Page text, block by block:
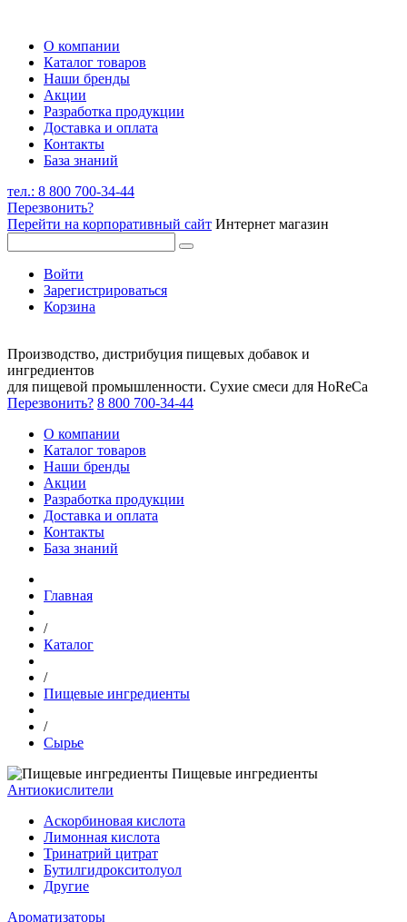
О компании
Каталог товаров
Наши бренды
Акции
Разработка продукции
Доставка и оплата
Контакты
База знаний
тел.: 8 800 700-34-44
Перезвонить?
Перейти на корпоративный сайт Интернет магазин
Войти
Зарегистрироваться
Корзина
Производство, дистрибуция пищевых добавок и
ингредиентов
для пищевой промышленности. Сухие смеси для HoReCa
Перезвонить? 8 800 700-34-44
О компании
Каталог товаров
Наши бренды
Акции
Разработка продукции
Доставка и оплата
Контакты
База знаний
Главная
/
Каталог
/
Пищевые ингредиенты
/
Сырье
Пищевые ингредиенты
Антиокислители
Аскорбиновая кислота
Лимонная кислота
Тринатрий цитрат
Бутилгидрокситолуол
Другие
Ароматизаторы